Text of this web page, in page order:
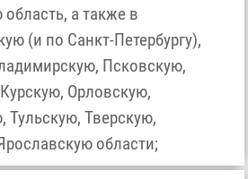
а также в
(и по Санкт-Петербургу),
Псковскую,
Орловскую,
Тульскую, Тверскую,
области;